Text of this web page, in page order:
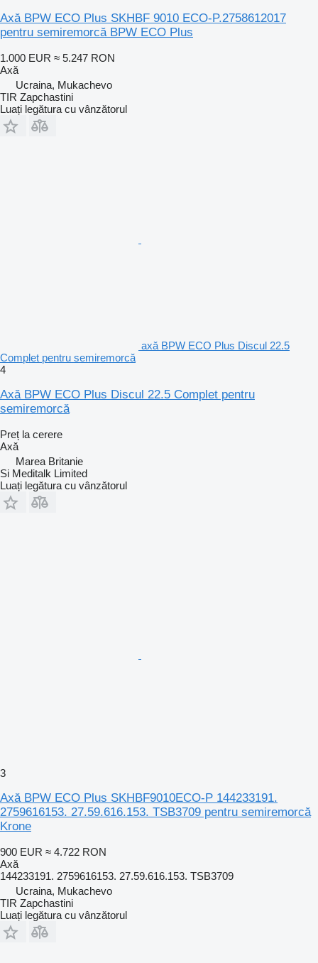
Axă BPW ECO Plus SKHBF 9010 ECO-P.2758612017
pentru semiremorcă BPW ECO Plus
1.000 EUR ≈ 5.247 RON
Axă
Ucraina, Mukachevo
TIR Zapchastini
Luați legătura cu vânzătorul
axă BPW ECO Plus Discul 22.5
Complet pentru semiremorcă
4
Axă BPW ECO Plus Discul 22.5 Complet pentru
semiremorcă
Preț la cerere
Axă
Marea Britanie
Si Meditalk Limited
Luați legătura cu vânzătorul
3
Axă BPW ECO Plus SKHBF9010ECO-P 144233191.
2759616153. 27.59.616.153. TSB3709 pentru semiremorcă
Krone
900 EUR ≈ 4.722 RON
Axă
144233191. 2759616153. 27.59.616.153. TSB3709
Ucraina, Mukachevo
TIR Zapchastini
Luați legătura cu vânzătorul